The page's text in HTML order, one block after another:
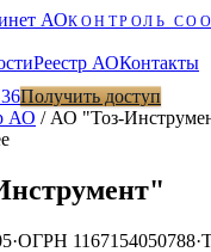
АОКОНТРОЛЬ
Реестр АОКонтакты
Получить доступ
АО / АО "Тоз-
·ОГРН 1167154050788·